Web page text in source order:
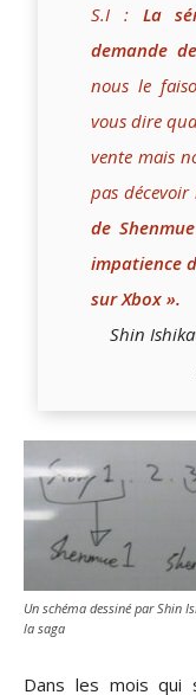
S.I : La
demande
nous le
vous dire
vente mais
pas décevoir
de
impatience
sur Xbox ».
Shin
Un schéma dessiné par Shin
la saga
Dans les mois qui